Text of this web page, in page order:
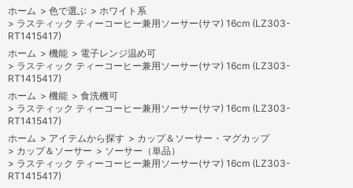
ホーム > 色で選ぶ > ホワイト系
> ラスティック ティーコーヒー兼用ソーサー(サマ) 16cm (LZ303-
RT1415417)
ホーム > 機能 > 電子レンジ温め可
> ラスティック ティーコーヒー兼用ソーサー(サマ) 16cm (LZ303-
RT1415417)
ホーム > 機能 > 食洗機可
> ラスティック ティーコーヒー兼用ソーサー(サマ) 16cm (LZ303-
RT1415417)
ホーム > アイテムから探す > カップ＆ソーサー・マグカップ
> カップ＆ソーサー > ソーサー（単品）
> ラスティック ティーコーヒー兼用ソーサー(サマ) 16cm (LZ303-
RT1415417)